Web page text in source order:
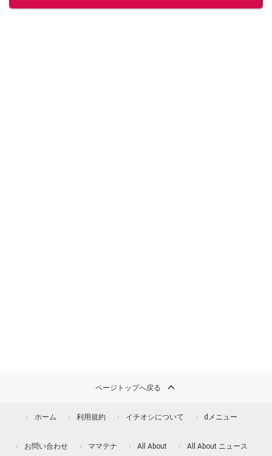
ページトップへ戻る
ホーム 利用規約 イチオシについて dメニュー
お問い合わせ ママテナ All About All About ニュース